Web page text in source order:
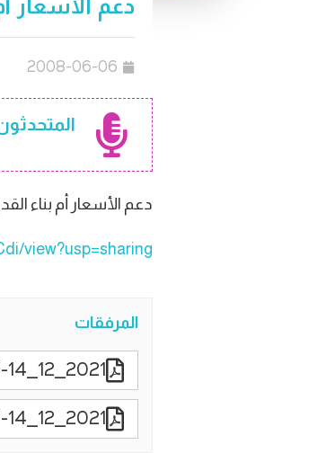
دعم الأسعار
2008-06-06
دعم الأسعار أم بناء
view?usp=sharing
المرفقات
2021_12_7-14_4_44القدرة التنافسية لمصر في سوق الاتحاد الأوروبي للخضر والفاكهة
2021_12_7-14_5_6الأزمة التمويلية الكبرى وآثارها على مصر